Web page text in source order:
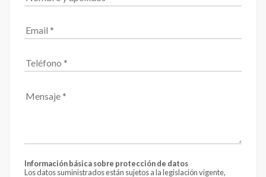
Información básica sobre protección de datos
Los datos suministrados están sujetos a la legislación vigente,